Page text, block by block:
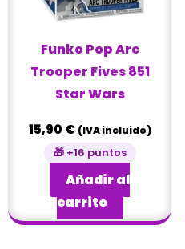
Funko Pop Arc
Trooper Fives 851
Star Wars
15,90 € (IVA incluido)
🎁 +16 puntos
Añadir al
carrito